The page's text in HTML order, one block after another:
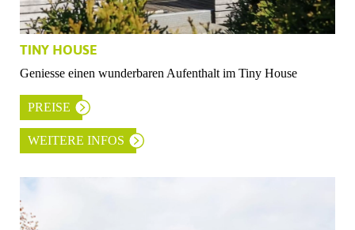
TINY HOUSE
Geniesse einen wunderbaren Aufenthalt im Tiny House
PREISE
WEITERE INFOS